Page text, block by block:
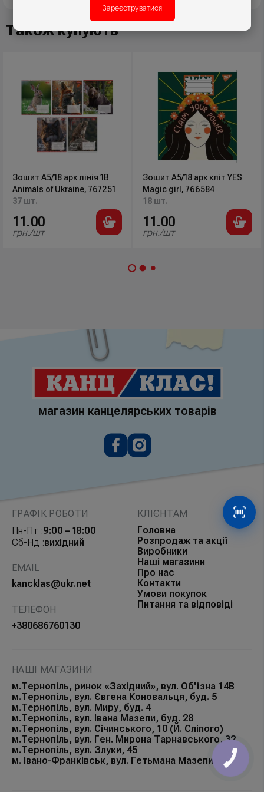
Зареєструватися
Також купують
Зошит А5/18 арк лінія 1В
Animals of Ukraine, 767251
37 шт.
11.00
грн./шт
Зошит А5/18 арк кліт YES
Magic girl, 766584
18 шт.
11.00
грн./шт
магазин канцелярських товарів
ГРАФІК РОБОТИ
Пн-Пт :9:00 – 18:00
Сб-Нд :вихідний
EMAIL
kancklas@ukr.net
ТЕЛЕФОН
+380686760130
КЛІЄНТАМ
Головна
Розпродаж та акції
Виробники
Наші магазини
Про нас
Контакти
Умови покупок
Питання та відповіді
НАШІ МАГАЗИНИ
м.Тернопіль, ринок «Західний», вул. Об'їзна 14В
м.Тернопіль, вул. Євгена Коновальця, буд. 5
м.Тернопіль, вул. Миру, буд. 4
м.Тернопіль, вул. Івана Мазепи, буд. 28
м.Тернопіль, вул. Січинського, 10 (Й. Сліпого)
м.Тернопіль, вул. Ген. Мирона Тарнавського, 32
м.Тернопіль, вул. Злуки, 45
м. Івано-Франківськ, вул. Гетьмана Мазепи, 168Б
КНОПКА
ЗВ'ЯЗКУ